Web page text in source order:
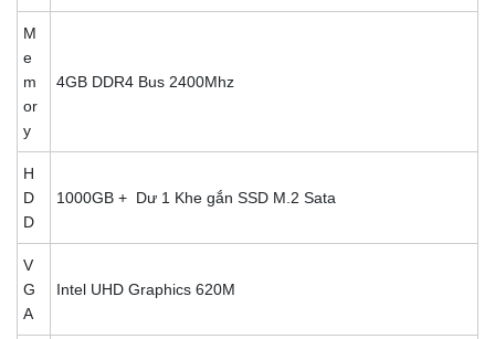
M
e
m
or
y
4GB DDR4 Bus 2400Mhz
H
D
D
1000GB + Dư 1 Khe gắn SSD M.2 Sata
V
G
A
Intel UHD Graphics 620M